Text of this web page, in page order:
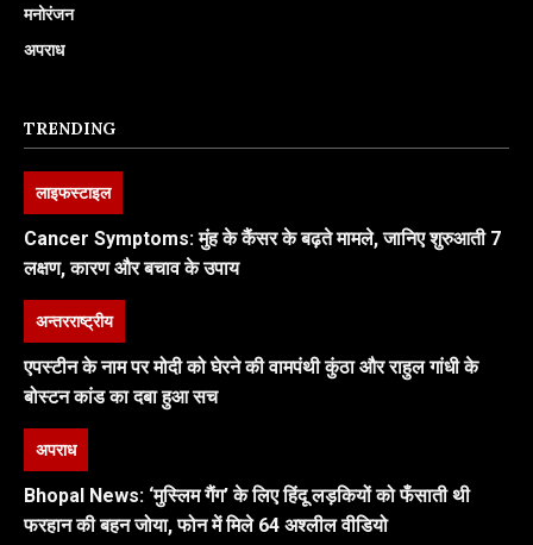
मनोरंजन
अपराध
TRENDING
लाइफस्टाइल
Cancer Symptoms: मुंह के कैंसर के बढ़ते मामले, जानिए शुरुआती 7
लक्षण, कारण और बचाव के उपाय
अन्तरराष्ट्रीय
एपस्टीन के नाम पर मोदी को घेरने की वामपंथी कुंठा और राहुल गांधी के
बोस्टन कांड का दबा हुआ सच
अपराध
Bhopal News: ‘मुस्लिम गैंग’ के लिए हिंदू लड़कियों को फँसाती थी
फरहान की बहन जोया, फोन में मिले 64 अश्लील वीडियो